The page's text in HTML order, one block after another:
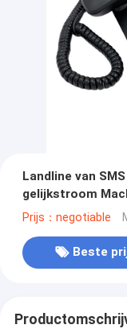
Landline van
gelijkstroom
Prijs：negotiable
Beste